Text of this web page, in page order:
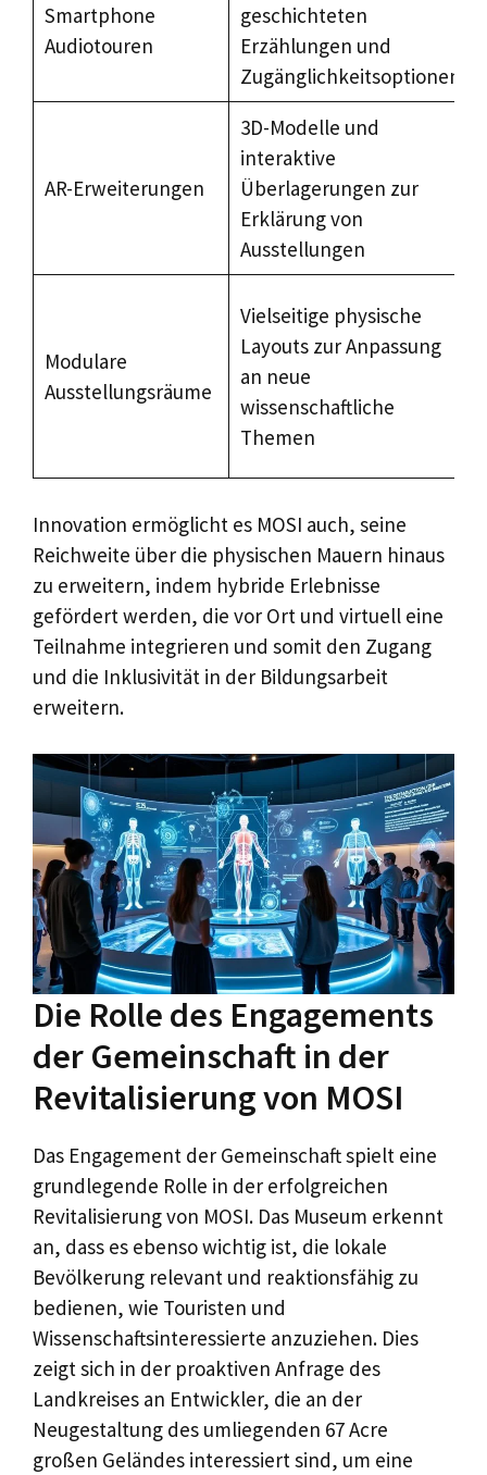
Smartphone
Audiotouren
geschichteten
Erzählungen und
Zugänglichkeitsoptionen
AR-Erweiterungen
3D-Modelle und
interaktive
Überlagerungen zur
Erklärung von
Ausstellungen
Modulare
Ausstellungsräume
Vielseitige physische
Layouts zur Anpassung
an neue
wissenschaftliche
Themen
Innovation ermöglicht es MOSI auch, seine
Reichweite über die physischen Mauern hinaus
zu erweitern, indem hybride Erlebnisse
gefördert werden, die vor Ort und virtuell eine
Teilnahme integrieren und somit den Zugang
und die Inklusivität in der Bildungsarbeit
erweitern.
Die Rolle des Engagements
der Gemeinschaft in der
Revitalisierung von MOSI
Das Engagement der Gemeinschaft spielt eine
grundlegende Rolle in der erfolgreichen
Revitalisierung von MOSI. Das Museum erkennt
an, dass es ebenso wichtig ist, die lokale
Bevölkerung relevant und reaktionsfähig zu
bedienen, wie Touristen und
Wissenschaftsinteressierte anzuziehen. Dies
zeigt sich in der proaktiven Anfrage des
Landkreises an Entwickler, die an der
Neugestaltung des umliegenden 67 Acre
großen Geländes interessiert sind, um eine